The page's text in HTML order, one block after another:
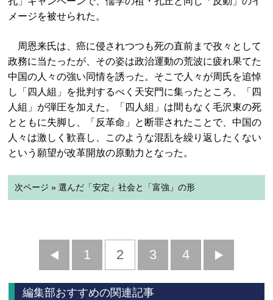
メージを被せられた。
周恩来氏は、癌に侵されつつも死の直前まで孜々として
政務に当たったが、その姿は政治運動の荒波に疲れ果てた
中国の人々の強い同情を誘った。そこで人々が周氏を追悼
し「四人組」を批判するべく天安門に集ったところ、「四
人組」が弾圧を加えた。「四人組」は間もなく毛沢東の死
とともに失脚し、「反革命」と断罪されたことで、中国の
人々は激しく歓喜し、このような混乱を繰り返したくない
という願望が改革開放の原動力となった。
次ページ » 選んだ「安定」社会と「富強」の形
前
へ
1 2 3 4
へ
編集部おすすめの関連記事